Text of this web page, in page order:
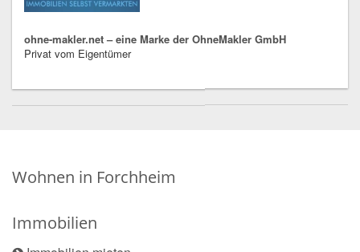
ohne-makler.net – eine Marke der OhneMakler GmbH
Privat vom Eigentümer
Wohnen in Forchheim
Immobilien